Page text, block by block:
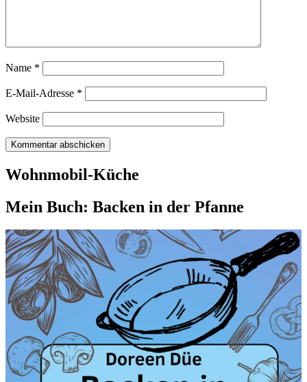
Name *
E-Mail-Adresse *
Website
Wohnmobil-Küche
Mein Buch: Backen in der Pfanne